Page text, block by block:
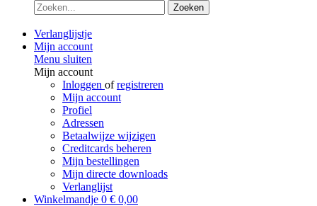
Zoeken
Verlanglijstje
Mijn account
Menu sluiten
Mijn account
Inloggen ofregistreren
Mijn account
Profiel
Adressen
Betaalwijze wijzigen
Creditcards beheren
Mijn bestellingen
Mijn directe downloads
Verlanglijst
Winkelmandje 0 € 0,00